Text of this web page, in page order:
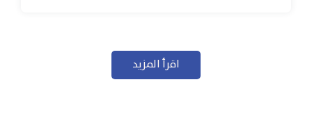
اقرأ المزيد